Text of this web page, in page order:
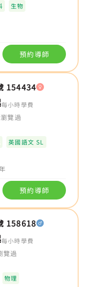
生物
預約導師
154434
每小時學費
覽過
英國語文 SL
預約導師
158618
每小時學費
覽過
物理